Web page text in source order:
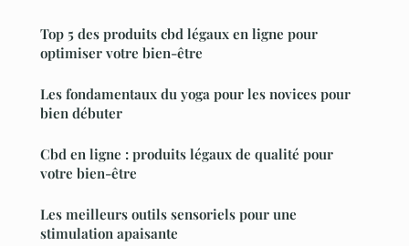
Top 5 des produits cbd légaux en ligne pour
optimiser votre bien-être
Les fondamentaux du yoga pour les novices pour
bien débuter
Cbd en ligne : produits légaux de qualité pour
votre bien-être
Les meilleurs outils sensoriels pour une
stimulation apaisante